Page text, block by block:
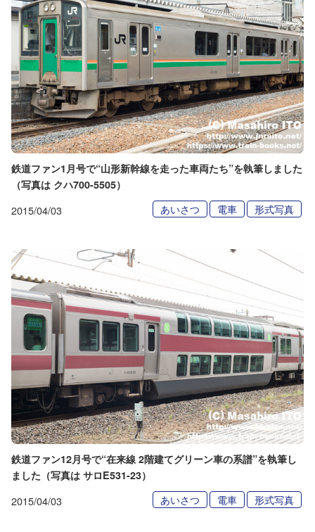
鉄道ファン1月号で“山形新幹線を走った車両たち”を執筆しました
（写真は クハ700-5505）
2015/04/03 あいさつ 電車 形式写真
鉄道ファン12月号で“在来線 2階建てグリーン車の系譜”を執筆し
ました（写真は サロE531-23）
2015/04/03 あいさつ 電車 形式写真